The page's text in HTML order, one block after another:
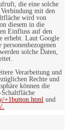
die eine solche
mit den
wird von
diesem in die
Einfluss auf den
erhebt. Laut Google
solche Daten,
Verarbeitung und
Rechte und
können die
+1button.html und
.